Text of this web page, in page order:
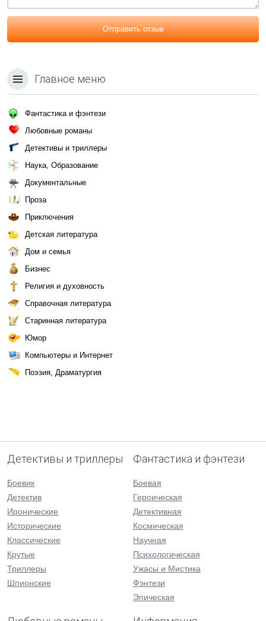
Отправить отзыв
Главное меню
Фантастика и фэнтези
Любовные романы
Детективы и триллеры
Наука, Образование
Документальные
Проза
Приключения
Детская литература
Дом и семья
Бизнес
Религия и духовность
Справочная литература
Старинная литература
Юмор
Компьютеры и Интернет
Поэзия, Драматургия
Детективы и триллеры
Боевик
Детектив
Иронические
Исторические
Классические
Крутые
Триллеры
Шпионские
Фантастика и фэнтези
Боевая
Героическая
Детективная
Космическая
Научная
Психологическая
Ужасы и Мистика
Фэнтези
Эпическая